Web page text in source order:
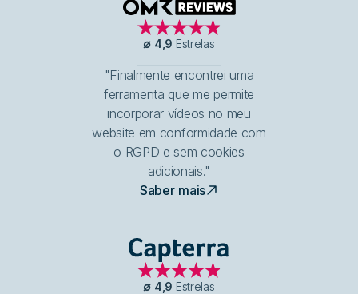
OMR Reviews
∅ 4,9 Estrelas
"Finalmente encontrei uma
ferramenta que me permite
incorporar vídeos no meu
website em conformidade com
o RGPD e sem cookies
adicionais."
Saber mais
Capterra
∅ 4,9 Estrelas